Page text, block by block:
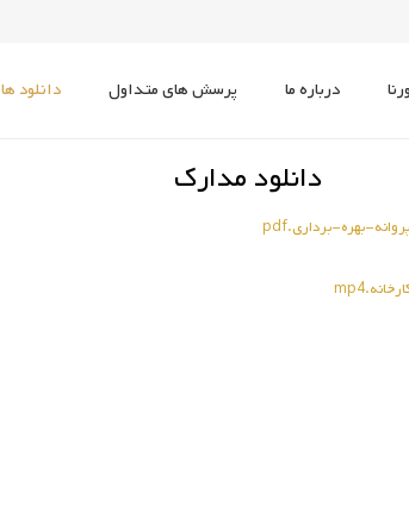
درباره ما پرسش های متداول دانلود ها
دانلود مدارک